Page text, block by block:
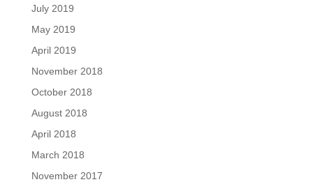
July 2019
May 2019
April 2019
November 2018
October 2018
August 2018
April 2018
March 2018
November 2017